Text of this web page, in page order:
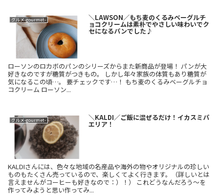
グルメ-gourmet- ＼LAWSON／もち麦のくるみベーグルチ
ョコクリームは素朴でやさしい味わいでク
セになるパンでした♪
ローソンのロカボのパンのシリーズからまた新商品が登場！ パンが大
好きなのですが糖質がつきもの。 しかし年々家族の体質もあり糖質が
気になるこの頃…。 要チェックです…！ もち麦のくるみベーグルチョ
コクリーム ローソン...
グルメ-gourmet- ＼KALDI／ご飯に混ぜるだけ！イカスミパ
エリア！
KALDIさんには、色々な地域の名産品や海外の物やオリジナルの珍しい
ものもたくさん売っているので、楽しくてよく行きます。（詳しいとは
言えませんがコーヒーも好きなので：）！） これどうなんだろう〜を
作ってみようと思い作ってみ...